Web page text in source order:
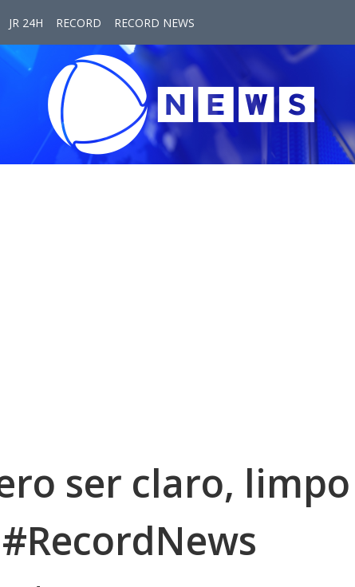
JR 24H RECORD RECORD NEWS
ser claro, limpo